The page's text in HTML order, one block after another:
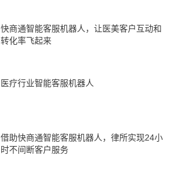
快商通智能客服机器人，让医美客户互动和
转化率飞起来
医疗行业智能客服机器人
借助快商通智能客服机器人，律所实现24小
时不间断客户服务